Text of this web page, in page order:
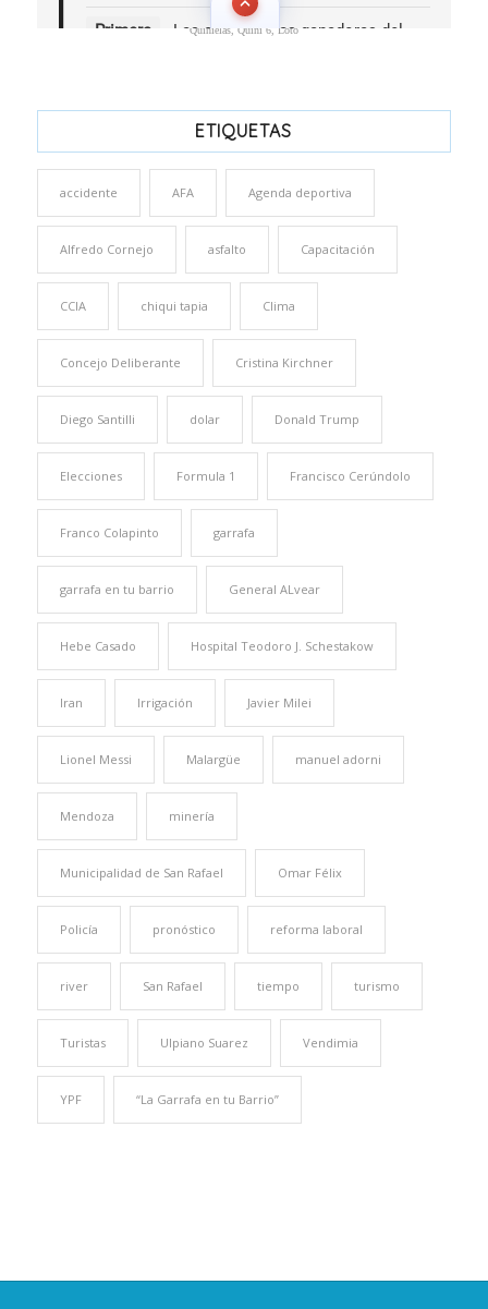
Quinielas, Quini 6, Loto
ETIQUETAS
accidente AFA Agenda deportiva
Alfredo Cornejo asfalto Capacitación
CCIA chiqui tapia Clima
Concejo Deliberante Cristina Kirchner
Diego Santilli dolar Donald Trump
Elecciones Formula 1 Francisco Cerúndolo
Franco Colapinto garrafa
garrafa en tu barrio General ALvear
Hebe Casado Hospital Teodoro J. Schestakow
Iran Irrigación Javier Milei
Lionel Messi Malargüe manuel adorni
Mendoza minería
Municipalidad de San Rafael Omar Félix
Policía pronóstico reforma laboral
river San Rafael tiempo turismo
Turistas Ulpiano Suarez Vendimia
YPF “La Garrafa en tu Barrio”